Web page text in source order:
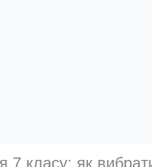
7 класу: як